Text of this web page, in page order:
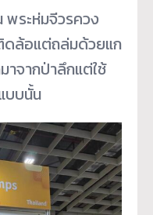
พระห่มจีวรควง
ดล้อแต่ถล่มด้วยแก
จากป่าลึกแต่ใช้
บบนั้น